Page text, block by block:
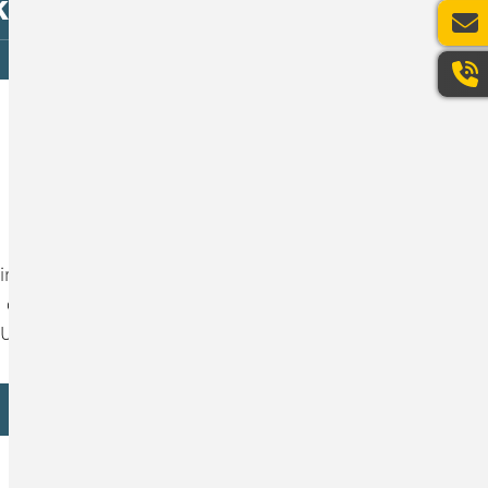
sind open-source erfahren und immer auf
der Suche nach Innovationen in offenen
Umgebungen. Davon profitieren auch Sie.